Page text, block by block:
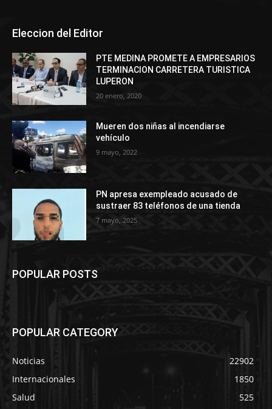
Eleccion del Editor
PTE MEDINA PROMETE A EMPRESARIOS
TERMINACION CARRETERA TURISTICA
LUPERON
20 enero, 2020
Mueren dos niñas al incendiarse
vehículo
9 mayo, 2022
PN apresa exempleado acusado de
sustraer 83 teléfonos de una tienda
7 mayo, 2025
POPULAR POSTS
POPULAR CATEGORY
Noticias
22902
Internacionales
1850
Salud
525